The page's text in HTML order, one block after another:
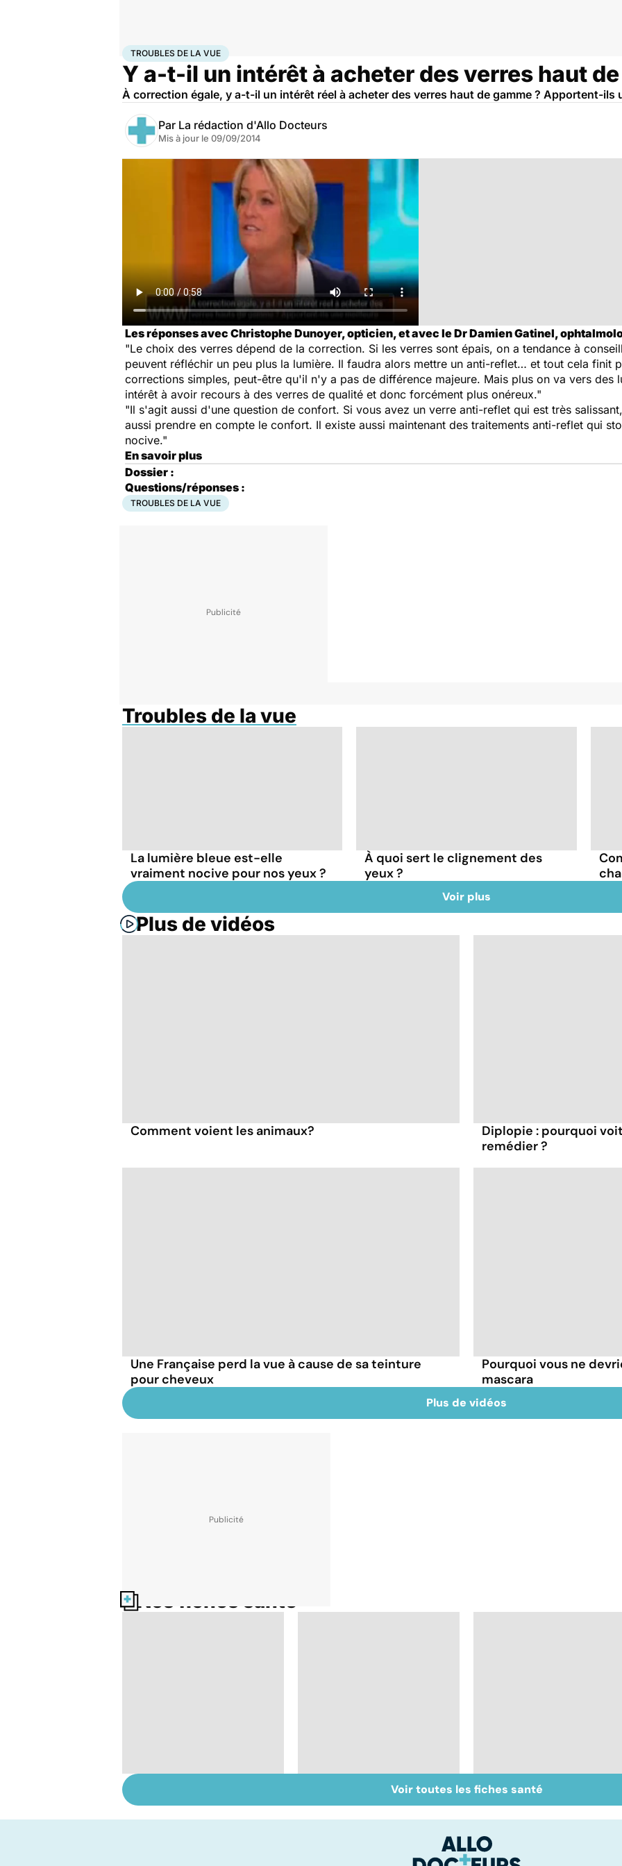
AccueilSanté Troubles de la vue
TROUBLES DE LA VUE
Y a-t-il un intérêt à acheter des verres haut
À correction égale, y a-t-il un intérêt réel à acheter des verres haut de gamme ? Apportent-ils
Par La rédaction d'Allo Docteurs
Mis à jour le 09/09/2014
Les réponses avec Christophe Dunoyer, opticien, et avec le Dr Damien Gatinel,
"Le choix des verres dépend de la correction. Si les verres sont épais, on a tendance à
peuvent réfléchir un peu plus la lumière. Il faudra alors mettre un anti-reflet… et tout cela finit
corrections simples, peut-être qu'il n'y a pas de différence majeure. Mais plus on va vers des
intérêt à avoir recours à des verres de qualité et donc forcément plus onéreux."
"Il s'agit aussi d'une question de confort. Si vous avez un verre anti-reflet qui est très
aussi prendre en compte le confort. Il existe aussi maintenant des traitements anti-reflet qui
nocive."
En savoir plus
Dossier :
Questions/réponses :
TROUBLES DE LA VUE
Troubles de la vue
La lumière bleue est-elle
vraiment nocive pour nos yeux ?
À quoi sert le clignement des
yeux ?
Voir plus
Plus de vidéos
Comment voient les animaux?
Diplopie : pourquoi
remédier ?
Une Française perd la vue à cause de sa teinture
pour cheveux
Pourquoi vous ne
mascara
Plus de vidéos
Nos fiches santé
si c'était un
Faire le point sur sa
vision
Myopie : comment la
corriger ?
Voir toutes les fiches santé